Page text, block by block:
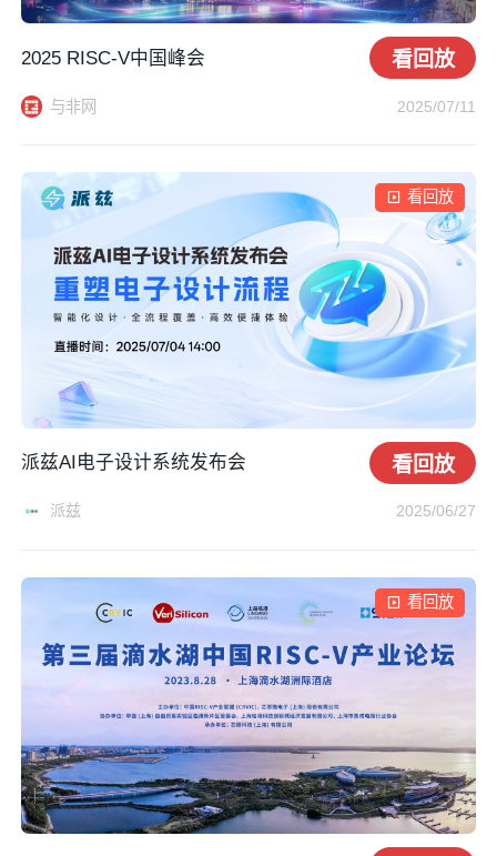
2025 RISC-V中国峰会 看回放
与非网 2025/07/11
看回放
派兹AI电子设计系统发布会 看回放
派兹 2025/06/27
看回放